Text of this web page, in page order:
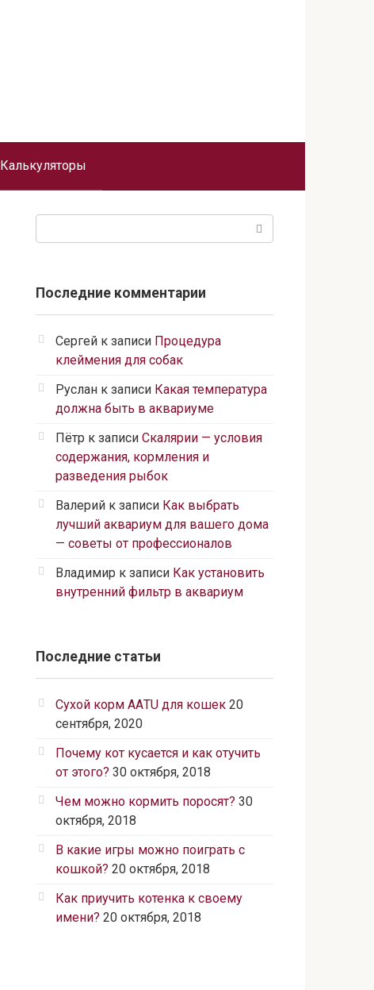
Калькуляторы
Последние комментарии
Сергей к записи Процедура
клеймения для собак
Руслан к записи Какая температура
должна быть в аквариуме
Пётр к записи Скалярии — условия
содержания, кормления и
разведения рыбок
Валерий к записи Как выбрать
лучший аквариум для вашего дома
— советы от профессионалов
Владимир к записи Как установить
внутренний фильтр в аквариум
Последние статьи
Сухой корм ААTU для кошек 20
сентября, 2020
Почему кот кусается и как отучить
от этого? 30 октября, 2018
Чем можно кормить поросят? 30
октября, 2018
В какие игры можно поиграть с
кошкой? 20 октября, 2018
Как приучить котенка к своему
имени? 20 октября, 2018